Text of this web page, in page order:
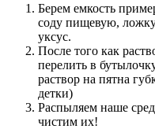
Берем емкость
соду пищевую,
уксус.
После того как
перелить в
раствор на пятна
детки)
Распыляем наше
чистим их!